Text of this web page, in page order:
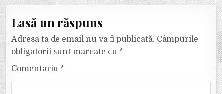
Lasă un răspuns
Adresa ta de email nu va fi publicată. Câmpurile
obligatorii sunt marcate cu *
Comentariu *